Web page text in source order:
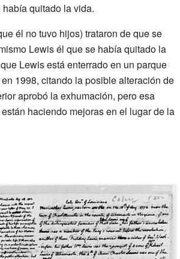
quitado la vida.
él no tuvo hijos) trataron de que se
Lewis él que se había quitado la
Lewis está enterrado en un parque
1998, citando la posible alteración de
aprobó la exhumación, pero esa
haciendo mejoras en el lugar de la